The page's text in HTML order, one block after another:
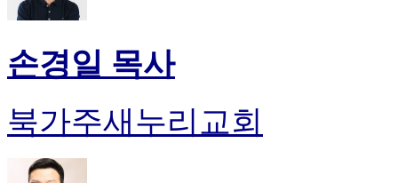
손경일 목사
북가주새누리교회